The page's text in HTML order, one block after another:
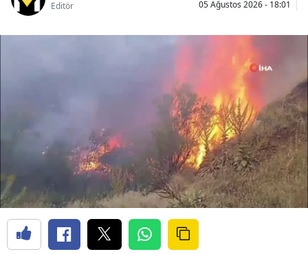
Editör
05 Ağustos 2026 - 18:01